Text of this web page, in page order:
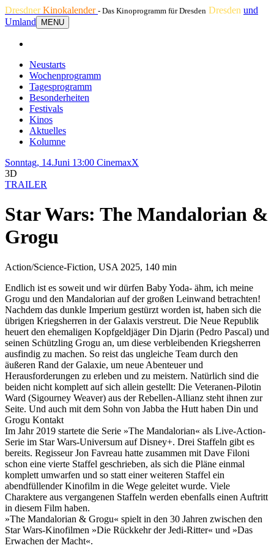
DresdnerKinokalender - Das Kinoprogramm für Dresden Dresden und
Umland
MENU
Neustarts
Wochenprogramm
Tagesprogramm
Besonderheiten
Festivals
Kinos
Aktuelles
Kolumne
Sonntag, 14.Juni 13:00 CinemaxX
3D
TRAILER
Star Wars: The Mandalorian &
Grogu
Action/Science-Fiction, USA 2025, 140 min
Endlich ist es soweit und wir dürfen Baby Yoda- ähm, ich meine
Grogu und den Mandalorian auf der großen Leinwand betrachten!
Nachdem das dunkle Imperium gestürzt worden ist, haben sich die
übrigen Kriegsherren in der Galaxis verstreut. Die Neue Republik
heuert den ehemaligen Kopfgeldjäger Din Djarin (Pedro Pascal) und
seinen Schützling Grogu an, um diese verbleibenden Kriegsherren
ausfindig zu machen. So reist das ungleiche Team durch den
äußeren Rand der Galaxie, um neue Abenteuer und
Herausforderungen zu erleben und zu meistern. Natürlich sind die
beiden nicht komplett auf sich allein gestellt: Die Veteranen-Pilotin
Ward (Sigourney Weaver) aus der Rebellen-Allianz steht ihnen zur
Seite. Und auch mit dem Sohn von Jabba the Hutt haben Din und
Grogu Kontakt
Im Jahr 2019 startete die Serie »The Mandalorian« als Live-Action-
Serie im Star Wars-Universum auf Disney+. Drei Staffeln gibt es
bereits. Regisseur Jon Favreau hatte zusammen mit Dave Filoni
schon eine vierte Staffel geschrieben, als sich die Pläne einmal
komplett umwarfen und so statt einer weiteren Staffel ein
abendfüllender Kinofilm in die Wege geleitet wurde. Viele
Charaktere aus vergangenen Staffeln werden ebenfalls einen Auftritt
in diesem Film haben.
»The Mandalorian & Grogu« spielt in den 30 Jahren zwischen den
Star Wars-Kinofilmen »Die Rückkehr der Jedi-Ritter« und »Das
Erwachen der Macht«.